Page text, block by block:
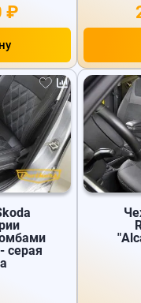
₽
серая